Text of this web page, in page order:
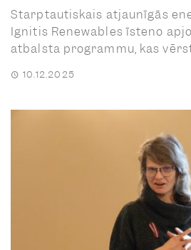
Starptautiskais atjaunīgās
Ignitis Renewables īsteno
atbalsta programmu, kas
10.12.2025